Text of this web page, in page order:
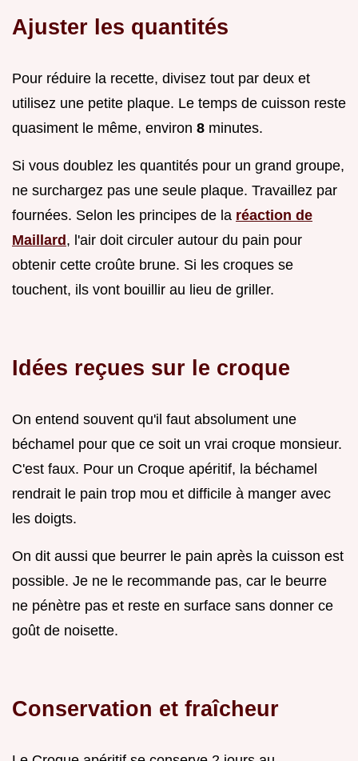
Ajuster les quantités
Pour réduire la recette, divisez tout par deux et
utilisez une petite plaque. Le temps de cuisson reste
quasiment le même, environ 8 minutes.
Si vous doublez les quantités pour un grand groupe,
ne surchargez pas une seule plaque. Travaillez par
fournées. Selon les principes de la réaction de
Maillard, l'air doit circuler autour du pain pour
obtenir cette croûte brune. Si les croques se
touchent, ils vont bouillir au lieu de griller.
Idées reçues sur le croque
On entend souvent qu'il faut absolument une
béchamel pour que ce soit un vrai croque monsieur.
C'est faux. Pour un Croque apéritif, la béchamel
rendrait le pain trop mou et difficile à manger avec
les doigts.
On dit aussi que beurrer le pain après la cuisson est
possible. Je ne le recommande pas, car le beurre
ne pénètre pas et reste en surface sans donner ce
goût de noisette.
Conservation et fraîcheur